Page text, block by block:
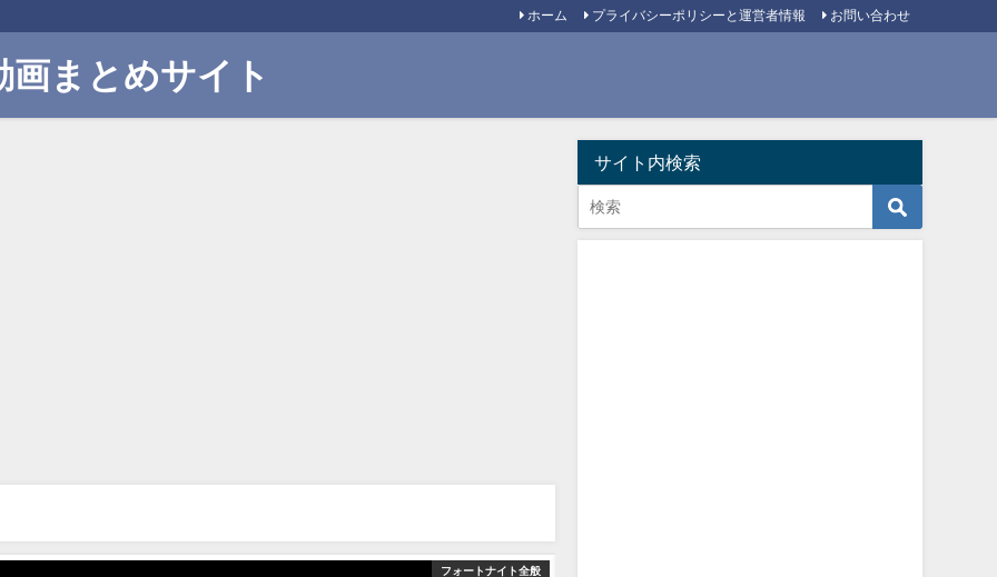
ホーム プライバシーポリシーと運営者情報 お問い合わせ
まとめサイト
フォートナイト全般
サイト内検索